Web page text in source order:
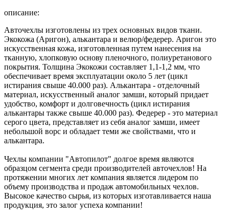
описание:
Авточехлы изготовлены из трех основных видов ткани.
Экокожа (Аригон), алькантара и велюр/федерер. Аригон это
искусственная кожа, изготовленная путем нанесения на
тканную, хлопковую основу пленочного, полиуретанового
покрытия. Толщина Экокожи составляет 1,1-1,2 мм, что
обеспечивает время эксплуатации около 5 лет (цикл
истирания свыше 40.000 раз). Алькантара - отделочный
материал, искусственный аналог замши, который придает
удобство, комфорт и долговечность (цикл истирания
алькантары также свыше 40.000 раз). Федерер - это материал
серого цвета, представляет из себя аналог замши, имеет
небольшой ворс и обладает теми же свойствами, что и
алькантара.
Чехлы компании "Автопилот" долгое время являются
образцом сегмента среди производителей авточехлов! На
протяжении многих лет компания является лидером по
объему производства и продаж автомобильных чехлов.
Высокое качество сырья, из которых изготавливается наша
продукция, это залог успеха компании!